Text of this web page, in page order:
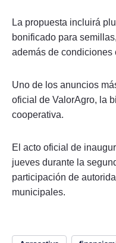
La propuesta incluirá
bonificado para
además de condiciones
Uno de los anuncios
oficial de ValorAgro, la
cooperativa.
El acto oficial de
jueves durante la
participación de
municipales.